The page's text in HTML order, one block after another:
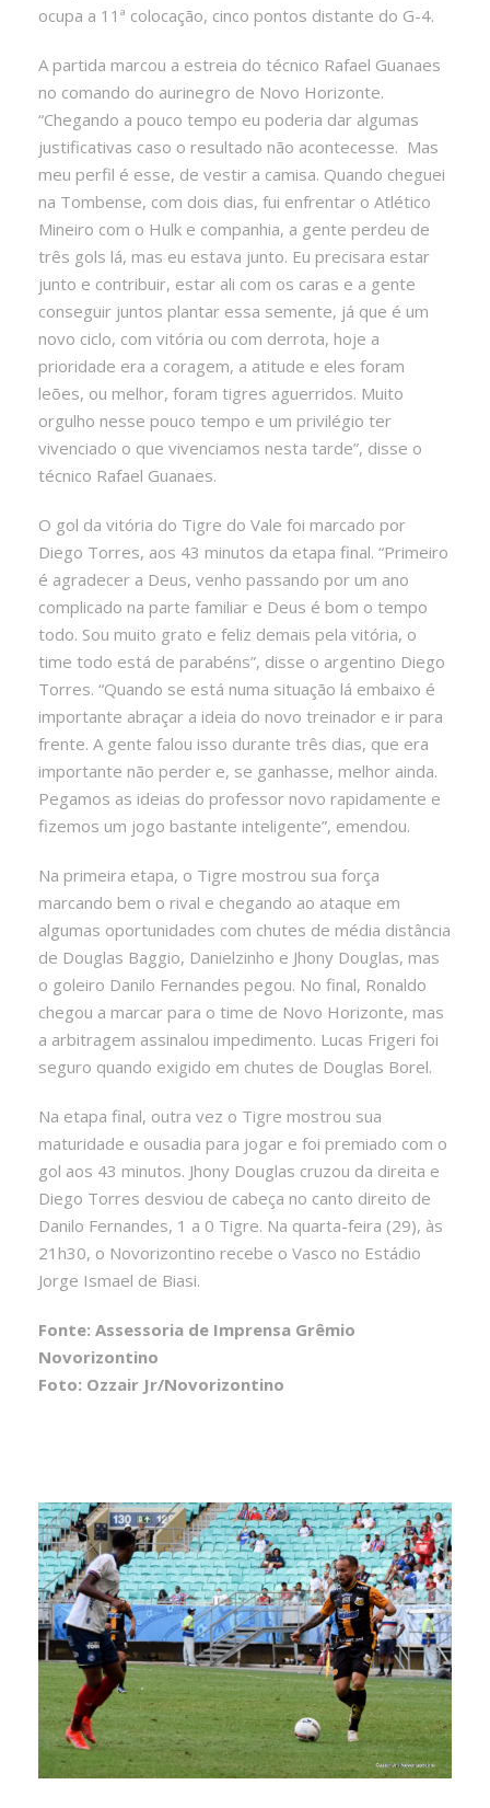
ocupa a 11ª colocação, cinco pontos distante do G-4.
A partida marcou a estreia do técnico Rafael Guanaes
no comando do aurinegro de Novo Horizonte.
“Chegando a pouco tempo eu poderia dar algumas
justificativas caso o resultado não acontecesse. Mas
meu perfil é esse, de vestir a camisa. Quando cheguei
na Tombense, com dois dias, fui enfrentar o Atlético
Mineiro com o Hulk e companhia, a gente perdeu de
três gols lá, mas eu estava junto. Eu precisara estar
junto e contribuir, estar ali com os caras e a gente
conseguir juntos plantar essa semente, já que é um
novo ciclo, com vitória ou com derrota, hoje a
prioridade era a coragem, a atitude e eles foram
leões, ou melhor, foram tigres aguerridos. Muito
orgulho nesse pouco tempo e um privilégio ter
vivenciado o que vivenciamos nesta tarde”, disse o
técnico Rafael Guanaes.
O gol da vitória do Tigre do Vale foi marcado por
Diego Torres, aos 43 minutos da etapa final. “Primeiro
é agradecer a Deus, venho passando por um ano
complicado na parte familiar e Deus é bom o tempo
todo. Sou muito grato e feliz demais pela vitória, o
time todo está de parabéns”, disse o argentino Diego
Torres. “Quando se está numa situação lá embaixo é
importante abraçar a ideia do novo treinador e ir para
frente. A gente falou isso durante três dias, que era
importante não perder e, se ganhasse, melhor ainda.
Pegamos as ideias do professor novo rapidamente e
fizemos um jogo bastante inteligente”, emendou.
Na primeira etapa, o Tigre mostrou sua força
marcando bem o rival e chegando ao ataque em
algumas oportunidades com chutes de média distância
de Douglas Baggio, Danielzinho e Jhony Douglas, mas
o goleiro Danilo Fernandes pegou. No final, Ronaldo
chegou a marcar para o time de Novo Horizonte, mas
a arbitragem assinalou impedimento. Lucas Frigeri foi
seguro quando exigido em chutes de Douglas Borel.
Na etapa final, outra vez o Tigre mostrou sua
maturidade e ousadia para jogar e foi premiado com o
gol aos 43 minutos. Jhony Douglas cruzou da direita e
Diego Torres desviou de cabeça no canto direito de
Danilo Fernandes, 1 a 0 Tigre. Na quarta-feira (29), às
21h30, o Novorizontino recebe o Vasco no Estádio
Jorge Ismael de Biasi.
Fonte: Assessoria de Imprensa Grêmio
Novorizontino
Foto: Ozzair Jr/Novorizontino